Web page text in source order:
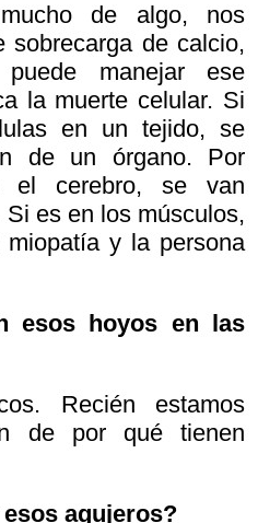
de algo, nos
de calcio,
manejar ese
la muerte celular. Si
en un tejido, se
de un órgano. Por
el cerebro, se van
es en los músculos,
y la persona
esos hoyos en las
Recién estamos
de por qué tienen
agujeros?